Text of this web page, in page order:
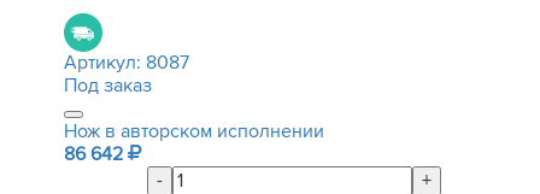
Артикул: 8087
Под заказ
Нож в авторском исполнении
86 642
-
+